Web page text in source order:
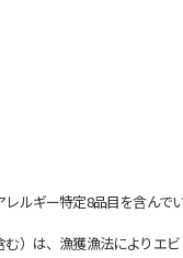
ルギー特定8品目を含んで
は、漁獲漁法によりエ